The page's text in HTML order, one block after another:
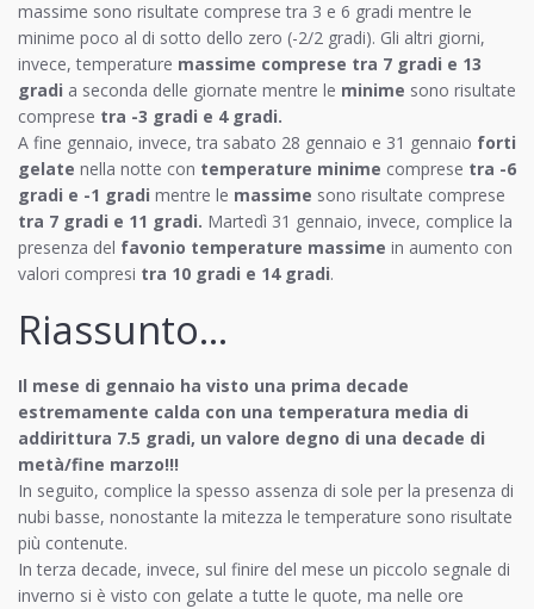
massime sono risultate comprese tra 3 e 6 gradi mentre le
minime poco al di sotto dello zero (-2/2 gradi). Gli altri giorni,
invece, temperature massime comprese tra 7 gradi e 13
gradi a seconda delle giornate mentre le minime sono risultate
comprese tra -3 gradi e 4 gradi.
A fine gennaio, invece, tra sabato 28 gennaio e 31 gennaio forti
gelate nella notte con temperature minime comprese tra -6
gradi e -1 gradi mentre le massime sono risultate comprese
tra 7 gradi e 11 gradi. Martedì 31 gennaio, invece, complice la
presenza del favonio temperature massime in aumento con
valori compresi tra 10 gradi e 14 gradi.
Riassunto…
Il mese di gennaio ha visto una prima decade
estremamente calda con una temperatura media di
addirittura 7.5 gradi, un valore degno di una decade di
metà/fine marzo!!!
In seguito, complice la spesso assenza di sole per la presenza di
nubi basse, nonostante la mitezza le temperature sono risultate
più contenute.
In terza decade, invece, sul finire del mese un piccolo segnale di
inverno si è visto con gelate a tutte le quote, ma nelle ore